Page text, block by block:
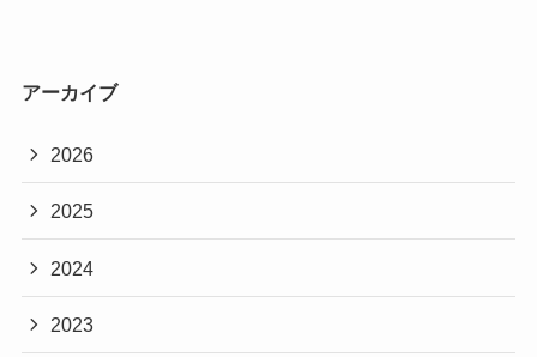
アーカイブ
2026
2025
2024
2023